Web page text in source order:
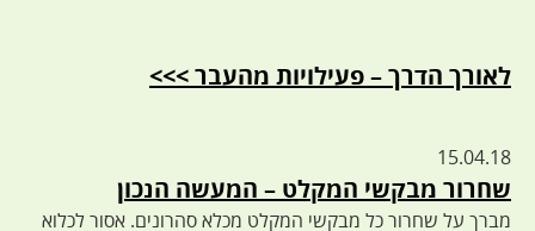
לאורך הדרך – פעילויות מהעבר >>>
15.04.18
שחרור מבקשי המקלט – המעשה הנכון
מברך על שחרור כל מבקשי המקלט מכלא סהרונים. אסור לכלוא